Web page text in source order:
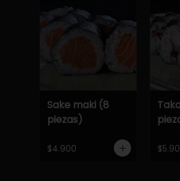
Sake maki (8
piezas)
$4.900